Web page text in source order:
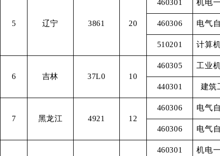
5 辽宁 3861 20
460301 机电
460306 电气
510201 计算
6 吉林 37L0 10
460305 工业
440301 建筑
7 黑龙江 4921 12
460306 电气
460306 电气
460301 机电